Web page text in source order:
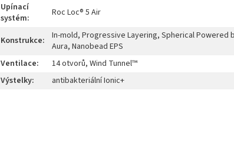
Upínací
systém: Roc Loc® 5 Air
Konstrukce:
In-mold, Progressive Layering, Spherical Powered
Aura, Nanobead EPS
Ventilace:
14 otvorů, Wind Tunnel™
Výstelky: antibakteriální Ionic+